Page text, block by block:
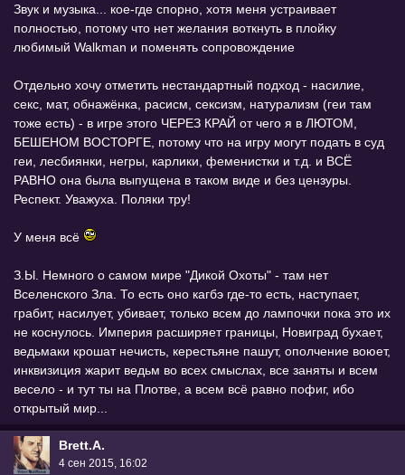
Звук и музыка... кое-где спорно, хотя меня устраивает
полностью, потому что нет желания воткнуть в плойку
любимый Walkman и поменять сопровождение
Отдельно хочу отметить нестандартный подход - насилие,
секс, мат, обнажёнка, расисм, сексизм, натурализм (геи там
тоже есть) - в игре этого ЧЕРЕЗ КРАЙ от чего я в ЛЮТОМ,
БЕШЕНОМ ВОСТОРГЕ, потому что на игру могут подать в суд
геи, лесбиянки, негры, карлики, феменистки и т.д. и ВСЁ
РАВНО она была выпущена в таком виде и без цензуры.
Респект. Уважуха. Поляки тру!
У меня всё
З.Ы. Немного о самом мире "Дикой Охоты" - там нет
Вселенского Зла. То есть оно кагбэ где-то есть, наступает,
грабит, насилует, убивает, только всем до лампочки пока это их
не коснулось. Империя расширяет границы, Новиград бухает,
ведьмаки крошат нечисть, керестьяне пашут, ополчение воюет,
инквизиция жарит ведьм во всех смыслах, все заняты и всем
весело - и тут ты на Плотве, а всем всё равно пофиг, ибо
открытый мир...
Brett.A.
4 сен 2015, 16:02